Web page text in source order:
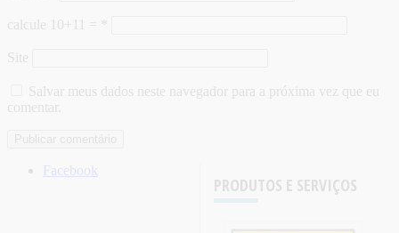
calcule 10+11 =
Site
Salvar meus dados neste navegador para a próxima vez que eu
comentar.
PRODUTOS E SERVIÇOS
Facebook